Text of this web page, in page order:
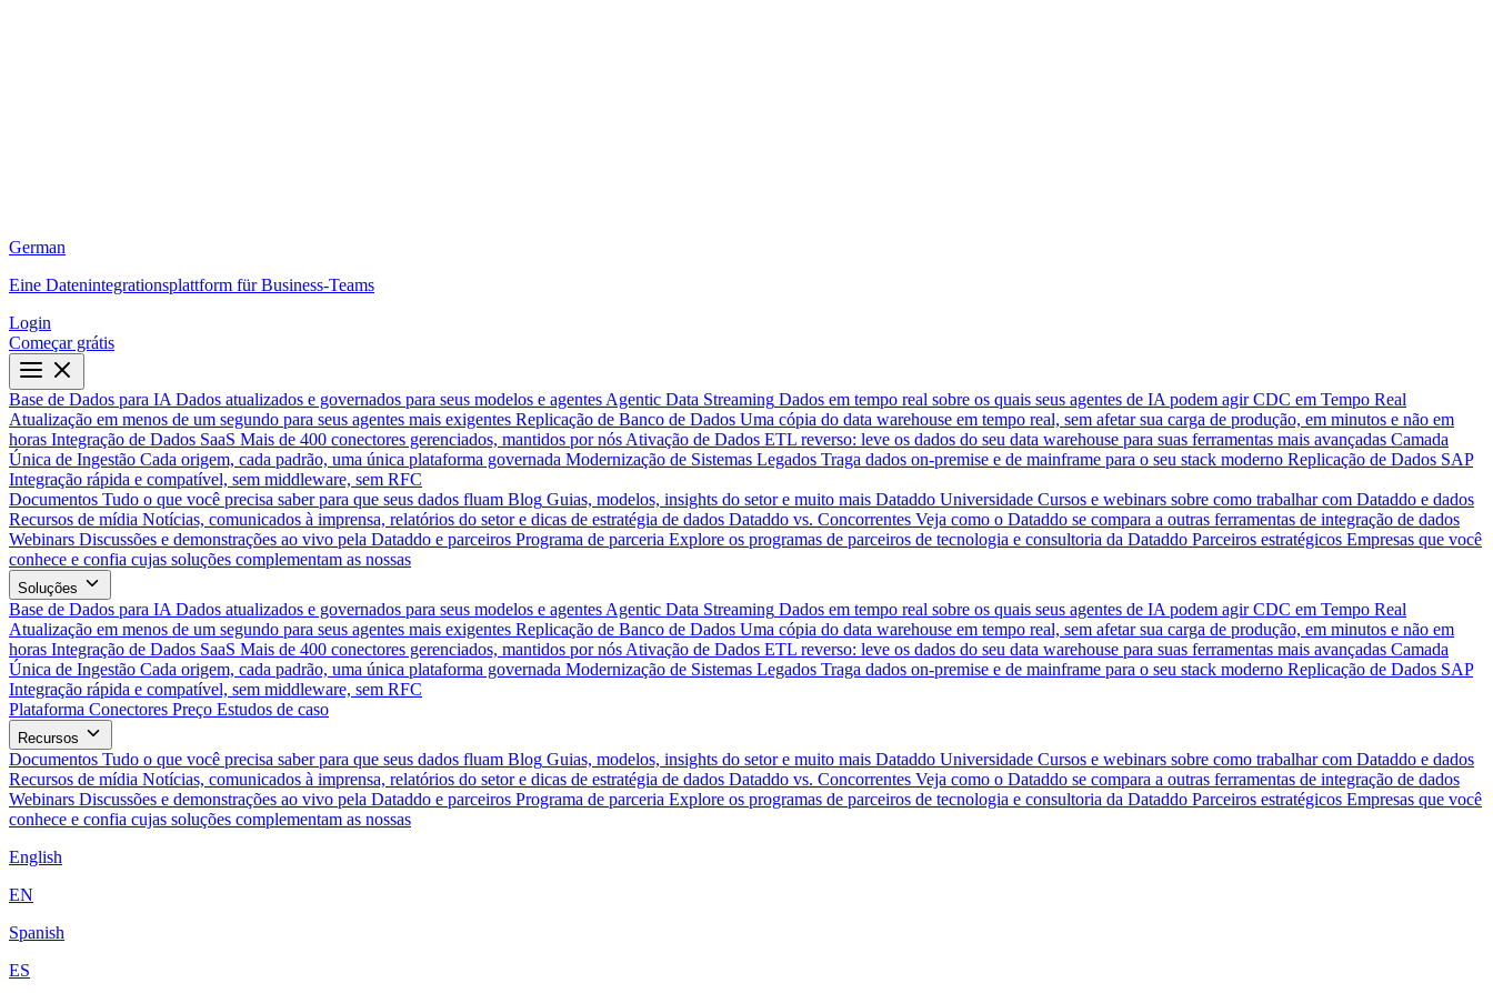
German
Eine Datenintegrationsplattform für Business-Teams
Login
Começar grátis
Base de Dados para IA Dados atualizados e governados para seus modelos e agentes Agentic Data Streaming Dados em tempo real sobre os quais seus agentes de IA podem agir CDC em Tempo Real
Atualização em menos de um segundo para seus agentes mais exigentes Replicação de Banco de Dados Uma cópia do data warehouse em tempo real, sem afetar sua carga de produção, em minutos e não em
horas Integração de Dados SaaS Mais de 400 conectores gerenciados, mantidos por nós Ativação de Dados ETL reverso: leve os dados do seu data warehouse para suas ferramentas mais avançadas Camada
Única de Ingestão Cada origem, cada padrão, uma única plataforma governada Modernização de Sistemas Legados Traga dados on-premise e de mainframe para o seu stack moderno Replicação de Dados SAP
Integração rápida e compatível, sem middleware, sem RFC
Documentos Tudo o que você precisa saber para que seus dados fluam Blog Guias, modelos, insights do setor e muito mais Dataddo Universidade Cursos e webinars sobre como trabalhar com Dataddo e dados
Recursos de mídia Notícias, comunicados à imprensa, relatórios do setor e dicas de estratégia de dados Dataddo vs. Concorrentes Veja como o Dataddo se compara a outras ferramentas de integração de dados
Webinars Discussões e demonstrações ao vivo pela Dataddo e parceiros Programa de parceria Explore os programas de parceiros de tecnologia e consultoria da Dataddo Parceiros estratégicos Empresas que você
conhece e confia cujas soluções complementam as nossas
Soluções
Base de Dados para IA Dados atualizados e governados para seus modelos e agentes Agentic Data Streaming Dados em tempo real sobre os quais seus agentes de IA podem agir CDC em Tempo Real
Atualização em menos de um segundo para seus agentes mais exigentes Replicação de Banco de Dados Uma cópia do data warehouse em tempo real, sem afetar sua carga de produção, em minutos e não em
horas Integração de Dados SaaS Mais de 400 conectores gerenciados, mantidos por nós Ativação de Dados ETL reverso: leve os dados do seu data warehouse para suas ferramentas mais avançadas Camada
Única de Ingestão Cada origem, cada padrão, uma única plataforma governada Modernização de Sistemas Legados Traga dados on-premise e de mainframe para o seu stack moderno Replicação de Dados SAP
Integração rápida e compatível, sem middleware, sem RFC
Plataforma Conectores Preço Estudos de caso
Recursos
Documentos Tudo o que você precisa saber para que seus dados fluam Blog Guias, modelos, insights do setor e muito mais Dataddo Universidade Cursos e webinars sobre como trabalhar com Dataddo e dados
Recursos de mídia Notícias, comunicados à imprensa, relatórios do setor e dicas de estratégia de dados Dataddo vs. Concorrentes Veja como o Dataddo se compara a outras ferramentas de integração de dados
Webinars Discussões e demonstrações ao vivo pela Dataddo e parceiros Programa de parceria Explore os programas de parceiros de tecnologia e consultoria da Dataddo Parceiros estratégicos Empresas que você
conhece e confia cujas soluções complementam as nossas
English
EN
Spanish
ES